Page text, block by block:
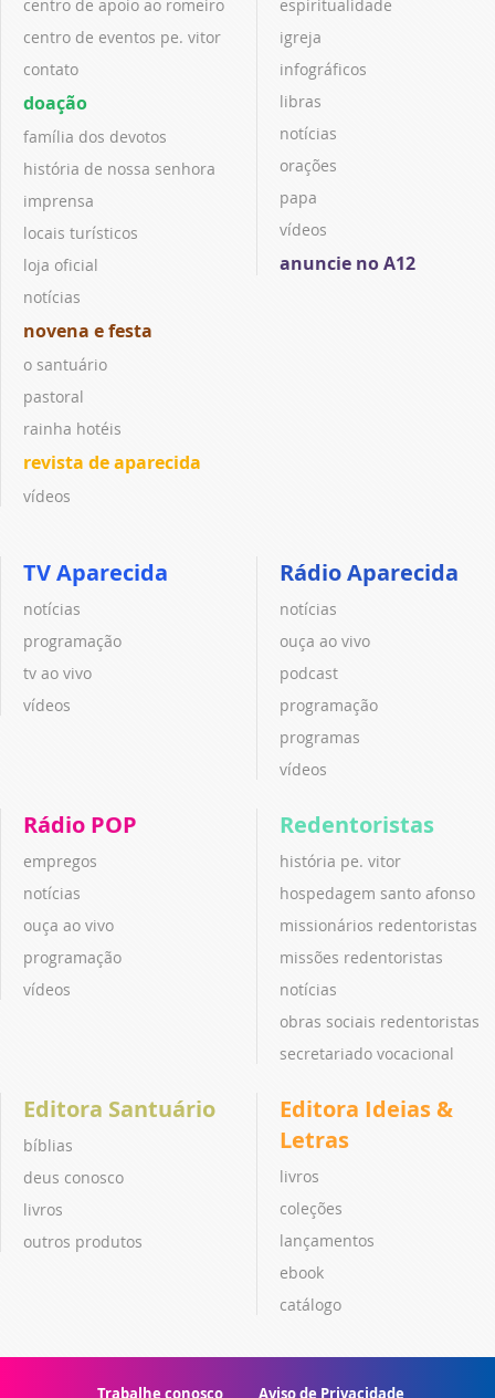
centro de apoio ao romeiro
centro de eventos pe. vitor
contato
doação
família dos devotos
história de nossa senhora
imprensa
locais turísticos
loja oficial
notícias
novena e festa
o santuário
pastoral
rainha hotéis
revista de aparecida
vídeos
espiritualidade
igreja
infográficos
libras
notícias
orações
papa
vídeos
anuncie no A12
TV Aparecida
notícias
programação
tv ao vivo
vídeos
Rádio Aparecida
notícias
ouça ao vivo
podcast
programação
programas
vídeos
Rádio POP
empregos
notícias
ouça ao vivo
programação
vídeos
Redentoristas
história pe. vitor
hospedagem santo afonso
missionários redentoristas
missões redentoristas
notícias
obras sociais redentoristas
secretariado vocacional
Editora Santuário
bíblias
deus conosco
livros
outros produtos
Editora Ideias &
Letras
livros
coleções
lançamentos
ebook
catálogo
Trabalhe conosco Aviso de Privacidade